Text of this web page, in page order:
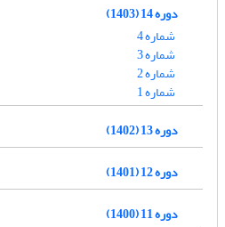
دوره 14 (1403)
شماره 4
شماره 3
شماره 2
شماره 1
دوره 13 (1402)
دوره 12 (1401)
دوره 11 (1400)